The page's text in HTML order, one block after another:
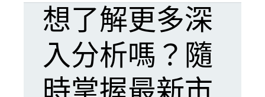
想了解更多深
入分析嗎？隨